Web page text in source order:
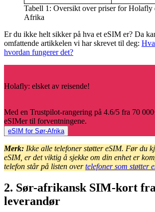
Tabell 1: Oversikt over priser for
Afrika
Er du ikke helt sikker på hva et eSIM er? Da
omfattende artikkelen vi har skrevet til deg:
hvordan fungerer det?
Holafly: elsket av reisende!
Med en Trustpilot-rangering på 4.6/5 fra 70
eSIMer til forventningene.
eSIM for Sør-Afrika
Merk: Ikke alle telefoner støtter eSIM. Før du
eSIM, er det viktig å sjekke om din enhet er
telefon står på listen overtelefoner som støtter
2. Sør-afrikansk SIM-kort
leverandør